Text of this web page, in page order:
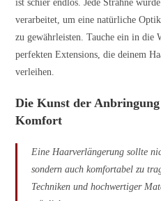
ist schier endlos. Jede Strähne
verarbeitet, um eine natürliche
zu gewährleisten. Tauche ein in die
perfekten Extensions, die deinem
verleihen.
Die Kunst der
Komfort
Eine Haarverlängerung sollte
sondern auch komfortabel zu
Techniken und hochwertiger